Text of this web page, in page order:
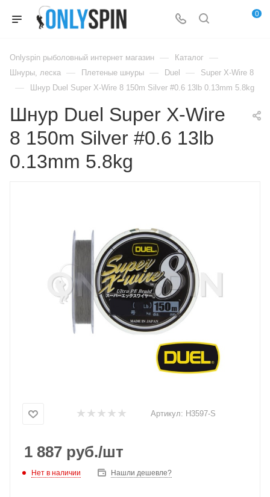
0
Onlyspin рыболовный интернет магазин — Каталог —
Шнуры, леска — Плетеные шнуры — Duel — Super X-Wire 8
— Шнур Duel Super X-Wire 8 150m Silver #0.6 13lb 0.13mm 5.8kg
Шнур Duel Super X-Wire
8 150m Silver #0.6 13lb
0.13mm 5.8kg
Артикул: H3597-S
1 887 руб./шт
Нет в наличии Нашли дешевле?